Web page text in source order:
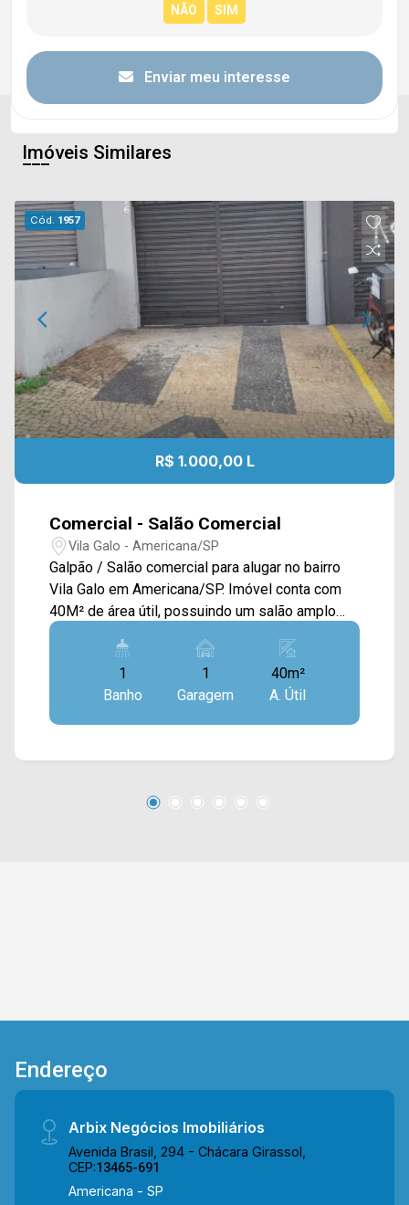
Enviar meu interesse
Imóveis Similares
Cód. 1957
R$ 1.000,00 L
Comercial - Salão Comercial
Vila Galo - Americana/SP
Galpão / Salão comercial para alugar no bairro
Vila Galo em Americana/SP. Imóvel conta com
40M² de área útil, possuindo um salão amplo
com porta de vidro e com ar condicionado com
uma despensa e acabamento em piso frio. > 01
banheiro; > 01 vaga rotativa. Localizado próximo
à Av. de Cillo, Av. Brasil, Rua Dom Pedro II, Av.
Bandeirantes e fácil acesso ao Centro. Entre em
agende a sua visita!! WhatsApp e Telefone: (19)
1
Banho
1
Garagem
40m²
A. Útil
Endereço
Arbix Negócios Imobiliários
Avenida Brasil, 294 - Chácara Girassol,
CEP:13465-691
Americana - SP